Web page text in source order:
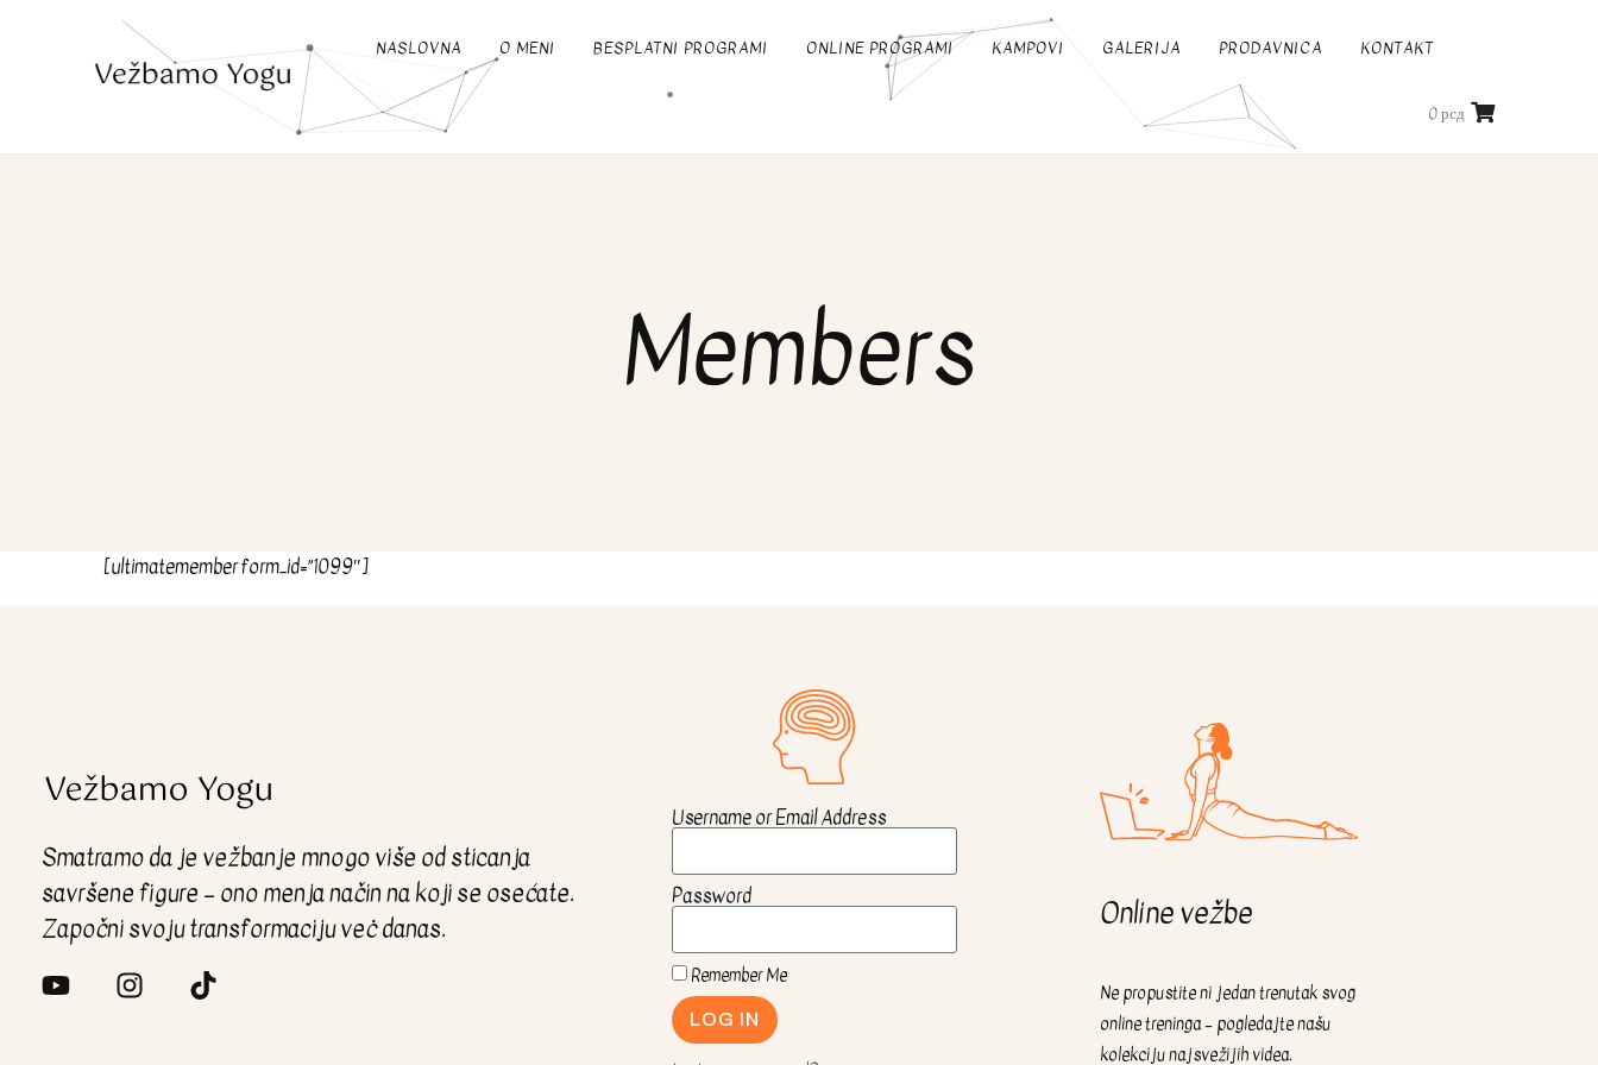
NASLOVNA O MENI BESPLATNI PROGRAMI ONLINE PROGRAMI KAMPOVI GALERIJA PRODAVNICA KONTAKT
0рсд
Members
[ultimatemember form_id=”1099″]
Smatramo da je vežbanje mnogo više od sticanja
savršene figure – ono menja način na koji se osećate.
Započni svoju transformaciju veċ danas.
Username or Email Address
Password
Remember Me
LOG IN
Online vežbe
Ne propustite ni jedan trenutak svog
online treninga – pogledajte našu
kolekciju najsvežijih videa.